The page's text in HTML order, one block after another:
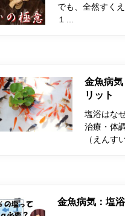
でも、全然すく
１…
金魚病
リット
塩浴はな
治療・体
（えんす
金魚病気：塩